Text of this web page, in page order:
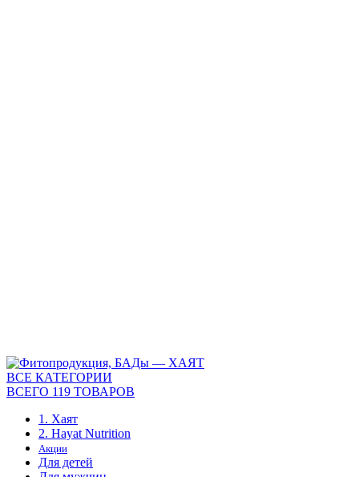
ВСЕ КАТЕГОРИИ
ВСЕГО 119 ТОВАРОВ
1. Хаят
2. Hayat Nutrition
Акции
Для детей